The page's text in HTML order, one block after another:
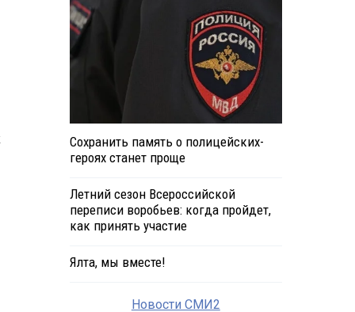
Сохранить память о полицейских-
героях станет проще
Летний сезон Всероссийской
переписи воробьев: когда пройдет,
как принять участие
Ялта, мы вместе!
Новости СМИ2